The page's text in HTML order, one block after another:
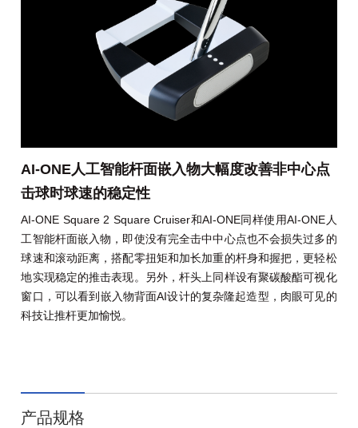
AI-ONE人工智能杆面嵌入物大幅度改善非中心点
击球时球速的稳定性
AI-ONE Square 2 Square Cruiser和AI-ONE同样使用AI-ONE人
工智能杆面嵌入物，即使没有完全击中中心点也不会损失过多的
球速和滚动距离，搭配零扭矩和加长加重的杆身和握把，更轻松
地实现稳定的推击表现。另外，杆头上同样设有聚碳酸酯可视化
窗口，可以看到嵌入物背面AI设计的复杂隆起造型，肉眼可见的
科技让推杆更加愉悦。
产品规格